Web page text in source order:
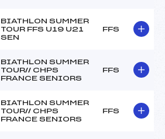
BIATHLON SUMMER
TOUR FFS U19 U21
SEN
FFS
BIATHLON SUMMER
TOUR// CHPS
FRANCE SENIORS
FFS
BIATHLON SUMMER
TOUR// CHPS
FRANCE SENIORS
FFS